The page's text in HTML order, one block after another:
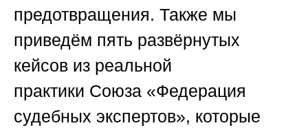
предотвращения. Также мы
приведём пять развёрнутых
кейсов из реальной
практики Союза «Федерация
судебных экспертов», которые